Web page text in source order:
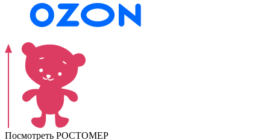
Посмотреть РОСТОМЕР